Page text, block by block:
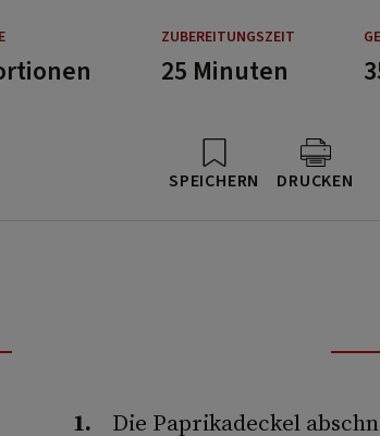
ZUBEREITUNGSZEIT
25 Minuten
SPEICHERN DRUCKEN
Die Paprikadeckel